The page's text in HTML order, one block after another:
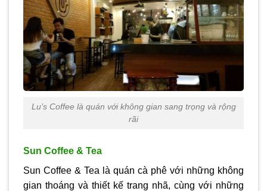
Lu’s Coffee là quán với không gian sang trọng và rộng
rãi
Sun Coffee & Tea
Sun Coffee & Tea là quán cà phê với những không
gian thoáng và thiết kế trang nhã, cùng với những